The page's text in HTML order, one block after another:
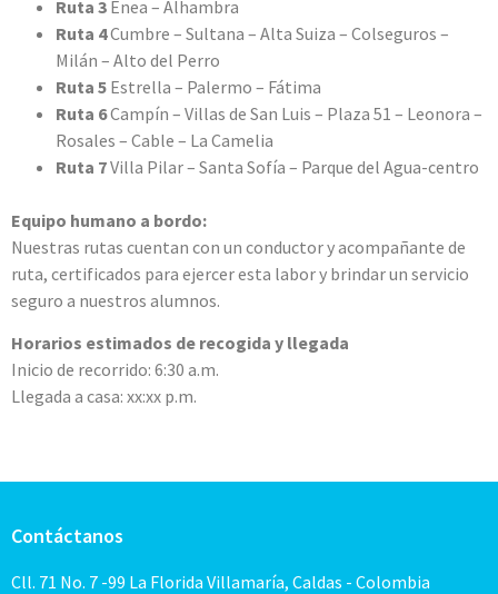
Ruta 3 Enea – Alhambra
Ruta 4Cumbre – Sultana – Alta Suiza – Colseguros –
Milán – Alto del Perro
Ruta 5 Estrella – Palermo – Fátima
Ruta 6Campín – Villas de San Luis – Plaza 51 – Leonora –
Rosales – Cable – La Camelia
Ruta 7Villa Pilar – Santa Sofía – Parque del Agua-centro
Equipo humano a bordo:
Nuestras rutas cuentan con un conductor y acompañante de
ruta, certificados para ejercer esta labor y brindar un servicio
seguro a nuestros alumnos.
Horarios estimados de recogida y llegada
Inicio de recorrido: 6:30 a.m.
Llegada a casa: xx:xx p.m.
Contáctanos
Cll. 71 No. 7 -99 La Florida Villamaría, Caldas - Colombia